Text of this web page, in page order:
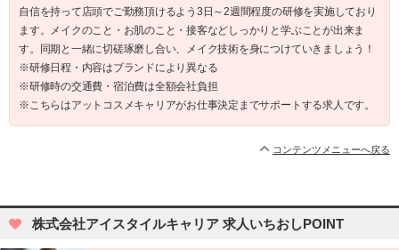
自信を持って店頭でご勤務頂けるよう3日～2週間程度の研修を実施しており
ます。メイクのこと・お肌のこと・接客などしっかりと学ぶことが出来ま
す。同期と一緒に切磋琢磨し合い、メイク技術を身につけていきましょう！
※研修日程・内容はブランドにより異なる
※研修時の交通費・宿泊費は全額会社負担
※こちらはアットコスメキャリアがお仕事決定までサポートする求人です。
コンテンツメニューへ戻る
株式会社アイスタイルキャリア 求人いちおしPOINT